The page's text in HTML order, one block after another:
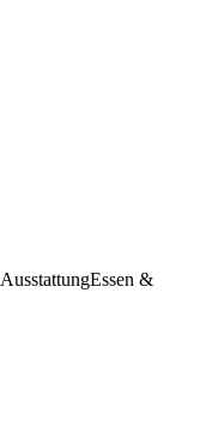
AusstattungEssen &